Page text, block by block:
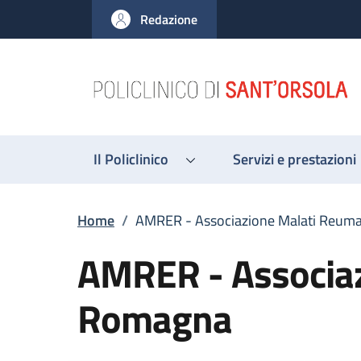
al contenuto principale
to footer content
Redazione
Il Policlinico Servizi e prestazioni
Briciole di pane
Home / AMRER - Associazione Malati
AMRER -
Romagna